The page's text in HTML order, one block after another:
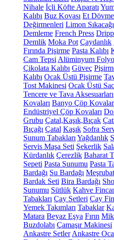
Nihale İçli Köfte Aparatı
Kalıbı Buz Kovası Et
Değirmenleri Limon Sıkacağı
Demleme French Press
Demlik Moka Pot Çaydanlık
Fırında Pişirme Pasta Kalıbı
Cam Tepsi Alüminyum Folyo
Çikolata Kalıbı Güveç
Kalıbı Ocak Üstü Pişirme
Tost Makinesi Ocak Üstü Sac
Tencere ve Tava Aksesuarları
Kovaları Banyo Çöp
Endüstriyel Çöp Kovaları
Grubu Çatal,Kaşık,Bıçak
Bıçağı Çatal Kaşık Sofra
Sunum Tabakları Yağdanlık
Servis Maşa Seti Şekerlik
Kürdanlık Çerezlik Baharat
Sepeti Pasta Sunumu Pasta
Bardağı Su Bardağı
Bardak Seti Bira Bardağı
Sunumu Sütlük Kahve
Tabakları Çay Setleri Çay
Yemek Takımları Tabaklar
Matara Beyaz Eşya Fırın
Buzdolabı Çamaşır Makinesi
Ankastre Setler Ankastre